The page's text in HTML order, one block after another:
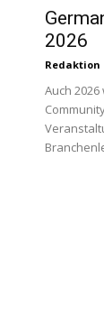
2026
Redaktion
Auch